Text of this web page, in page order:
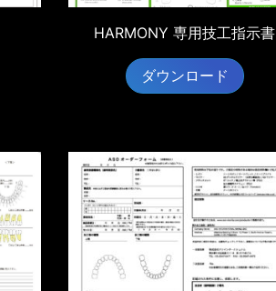
HARMONY 専用技工指示書
ダウンロード